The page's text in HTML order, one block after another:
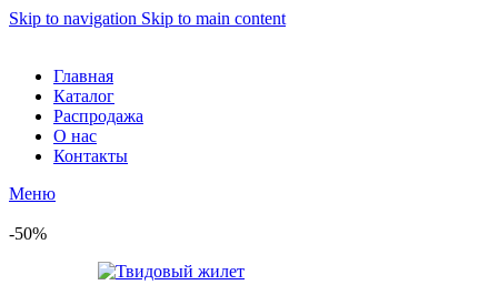
Skip to navigation Skip to main content
Главная
Каталог
Распродажа
О нас
Контакты
Меню
-50%